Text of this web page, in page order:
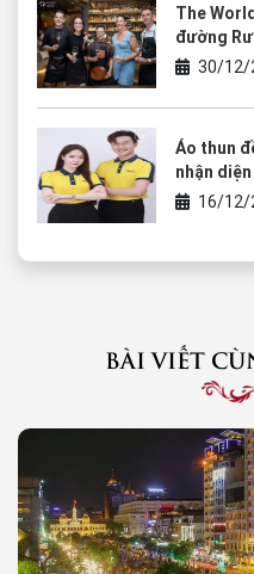
The
đường
chạm của
30/12/
Áo thun
nhận
rượu vang
16/12/
BÀI VIẾT